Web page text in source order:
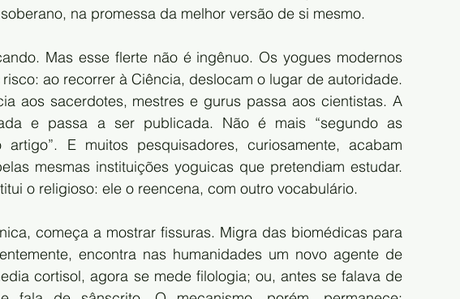
na promessa da melhor versão de si mesmo.
Mas esse flerte não é ingênuo. Os yogues modernos
ao recorrer à Ciência, deslocam o lugar de autoridade.
aos sacerdotes, mestres e gurus passa aos cientistas. A
e passa a ser publicada. Não é mais “segundo as
artigo”. E muitos pesquisadores, curiosamente, acabam
mesmas instituições yoguicas que pretendiam estudar.
o religioso: ele o reencena, com outro vocabulário.
começa a mostrar fissuras. Migra das biomédicas para
encontra nas humanidades um novo agente de
cortisol, agora se mede filologia; ou, antes se falava de